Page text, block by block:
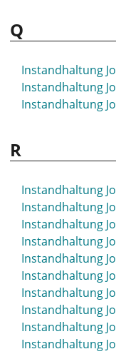
Q
Instandhaltung
Instandhaltung
Instandhaltung
R
Instandhaltung
Instandhaltung
Instandhaltung
Instandhaltung
Instandhaltung
Instandhaltung
Instandhaltung
Instandhaltung
Instandhaltung
Instandhaltung